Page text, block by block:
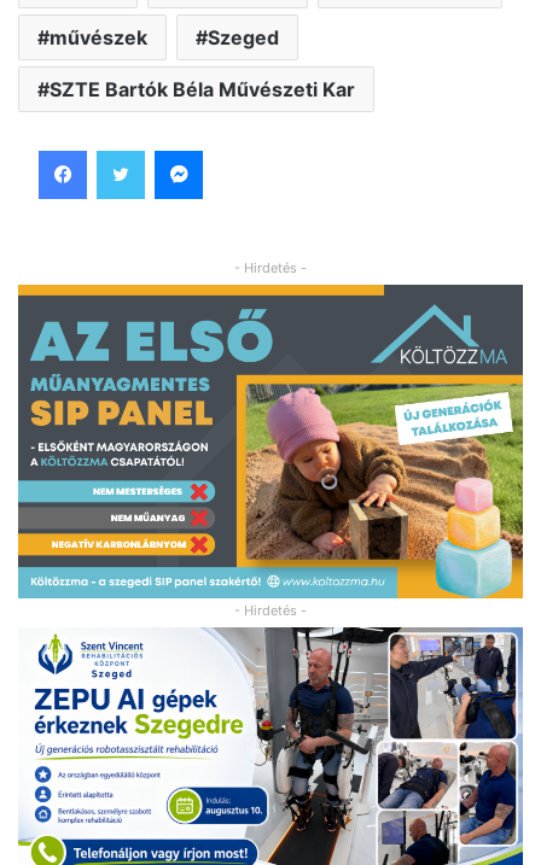
művészek Szeged
SZTE Bartók Béla Művészeti Kar
- Hirdetés -
- Hirdetés -